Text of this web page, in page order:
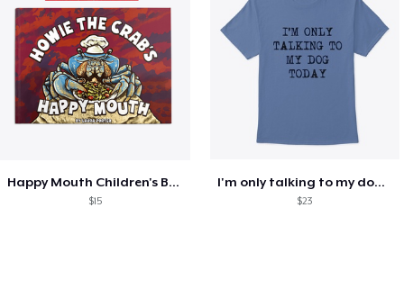
Happy Mouth Children's Book
$15
I'm only talking to my dog today
$23